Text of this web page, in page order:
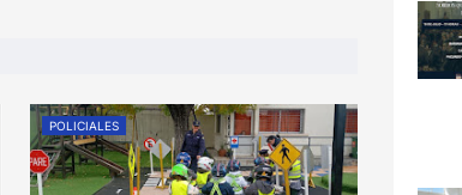
POLICIALES